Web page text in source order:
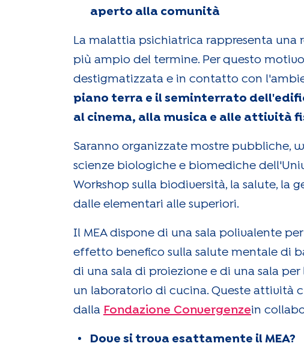
aperto alla comunità
La malattia psichiatrica rappresenta
più ampio del termine. Per questo
destigmatizzata e in contatto con
piano terra e il seminterrato
al cinema, alla musica e alle attività
Saranno organizzate mostre pubbliche,
scienze biologiche e biomediche
Workshop sulla biodiversità, la salute, la
dalle elementari alle superiori.
Il MEA dispone di una sala polivalente
effetto benefico sulla salute mentale di
di una sala di proiezione e di una sala
un laboratorio di cucina. Queste attività
dalla Fondazione Convergenzein
Dove si trova esattamente il MEA?